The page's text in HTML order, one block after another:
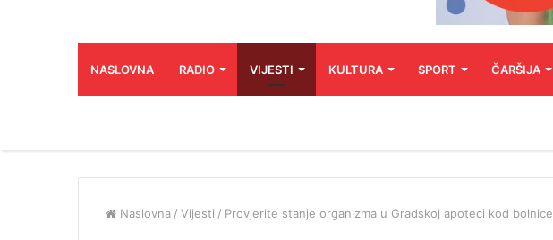
NASLOVNA RADIO VIJESTI KULTURA SPORT ČARŠIJA
Naslovna / Vijesti / Provjerite stanje organizma u Gradskoj apoteci kod bolnice